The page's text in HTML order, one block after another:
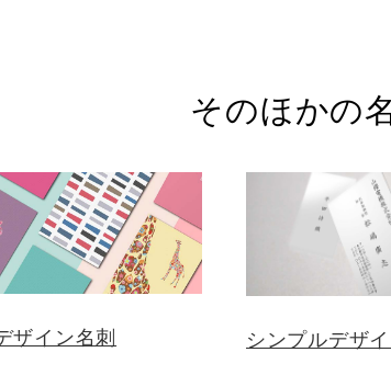
そのほかの
ザイン名刺 シンプルデザ